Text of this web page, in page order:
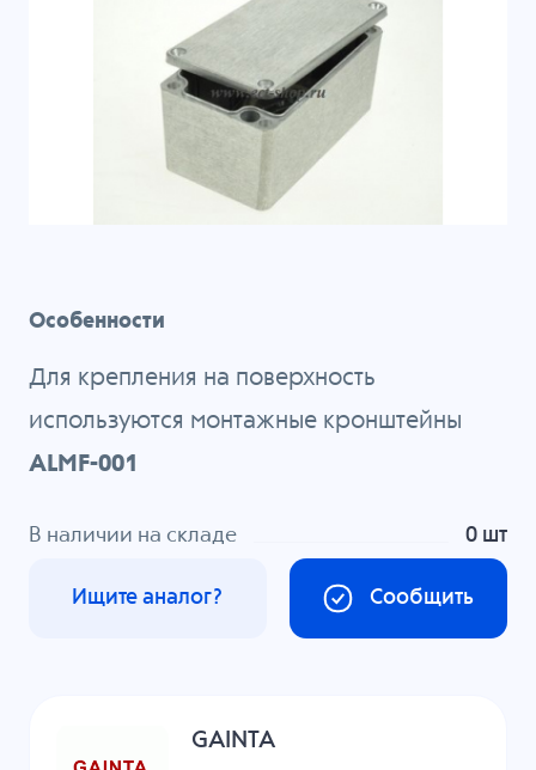
Особенности
Для крепления на поверхность
используются монтажные кронштейны
ALMF-001
В наличии на складе 0 шт
Сообщить
Ищите аналог?
GAINTA